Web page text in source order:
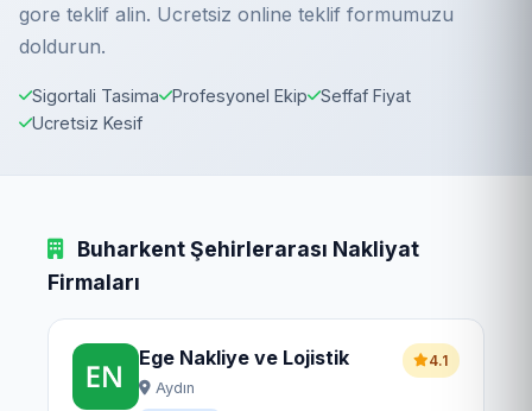
gore teklif alin. Ucretsiz online teklif formumuzu
doldurun.
Sigortali Tasima Profesyonel Ekip
Seffaf Fiyat
Ucretsiz Kesif
Buharkent Şehirlerarası Nakliyat
Firmaları
Ege Nakliye ve Lojistik
Aydın
4.1